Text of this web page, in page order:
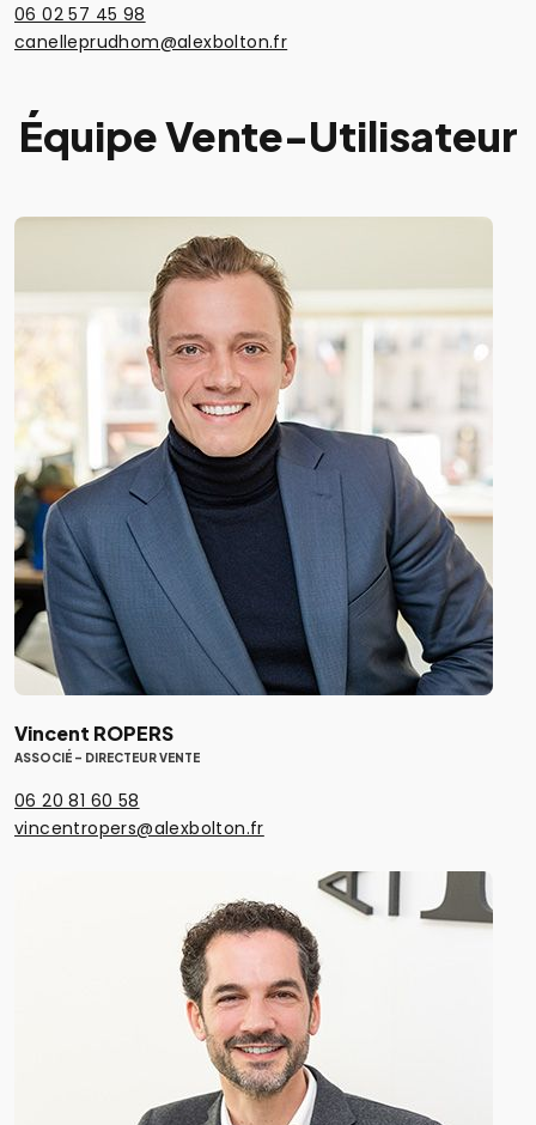
06 02 57 45 98
canelleprudhom@alexbolton.fr
Équipe Vente-Utilisateur
Vincent ROPERS
ASSOCIÉ - DIRECTEUR VENTE
06 20 81 60 58
vincentropers@alexbolton.fr